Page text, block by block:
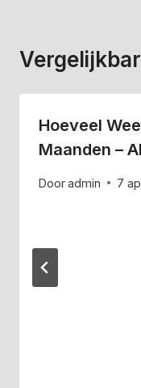
Hoeveel
Maanden –
Dooradmin 7